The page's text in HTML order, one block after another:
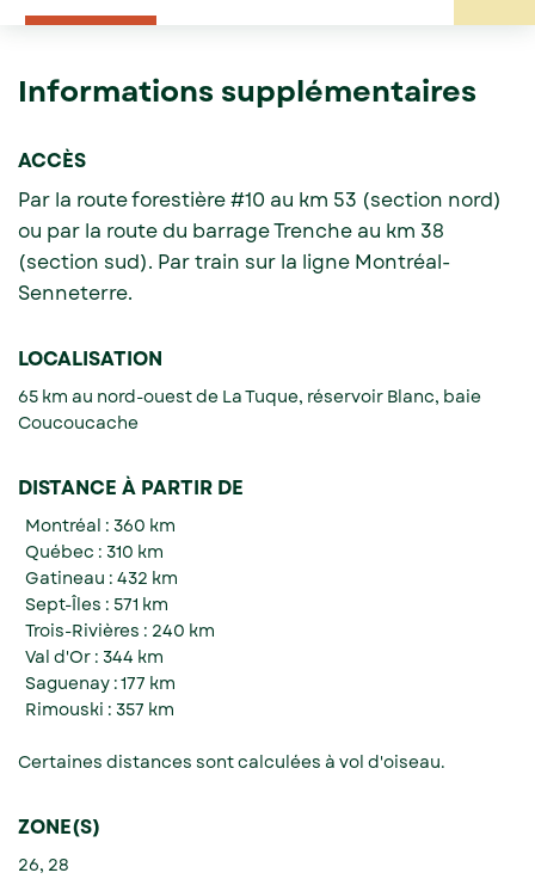
Informations supplémentaires
ACCÈS
Par la route forestière #10 au km 53 (section nord)
ou par la route du barrage Trenche au km 38
(section sud). Par train sur la ligne Montréal-
Senneterre.
LOCALISATION
65 km au nord-ouest de La Tuque, réservoir Blanc, baie
Coucoucache
DISTANCE À PARTIR DE
Montréal : 360 km
Québec : 310 km
Gatineau : 432 km
Sept-Îles : 571 km
Trois-Rivières : 240 km
Val d'Or : 344 km
Saguenay : 177 km
Rimouski : 357 km
Certaines distances sont calculées à vol d'oiseau.
ZONE(S)
26, 28